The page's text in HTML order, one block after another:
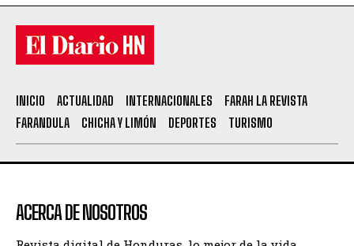
INICIO ACTUALIDAD INTERNACIONALES
FARAH LA REVISTA
FARANDULA
CHICHA Y LIMÓN DEPORTES TURISMO
ACERCA DE NOSOTROS